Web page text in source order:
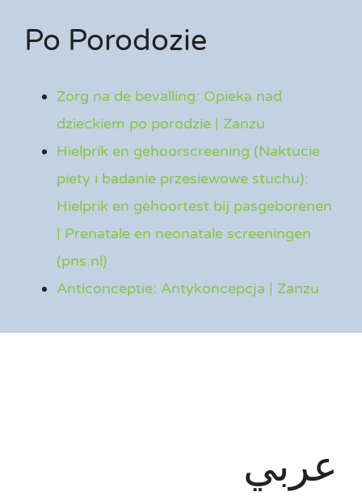
Po Porodozie
Zorg na de bevalling: Opieka nad
dzieckiem po porodzie | Zanzu
Hielprik en gehoorscreening (Naktucie
piety i badanie przesiewowe stuchu):
Hielprik en gehoortest bij pasgeborenen
| Prenatale en neonatale screeningen
(pns.nl)
Anticonceptie: Antykoncepcja | Zanzu
عربي